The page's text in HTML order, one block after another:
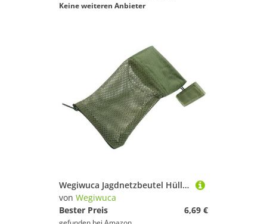
Keine weiteren Anbieter
Wegiwuca Jagdnetzbeutel Hülle Fänger Schwarzer Sammlung Beutel Resistente Gepolsterte Meshes Messing Casing Catcher Mit Reißverschluss In Den Boden
von Wegiwuca
Bester Preis
6,69 €